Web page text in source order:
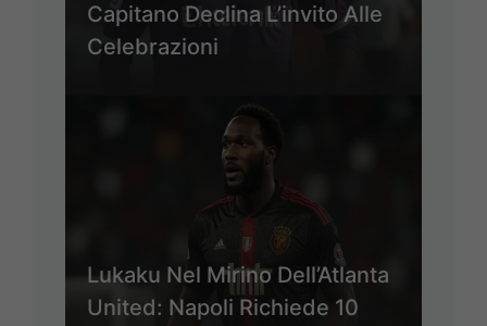
Capitano Declina L’invito Alle
Celebrazioni
Lukaku Nel Mirino Dell’Atlanta
United: Napoli Richiede 10